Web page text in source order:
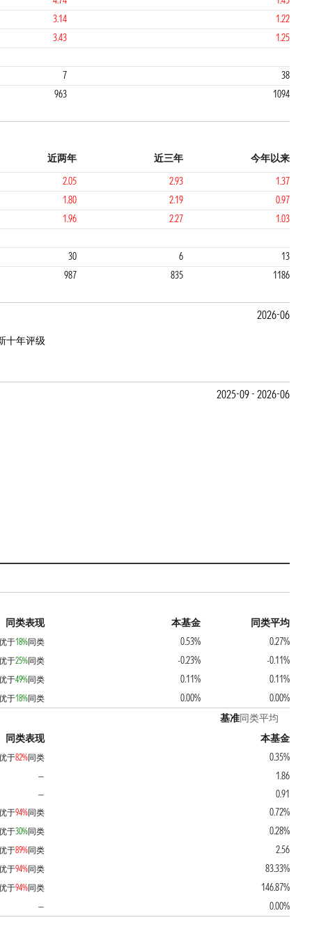
3.14
1.22
3.43
1.25
2
7
38
963 1094
近两年 近三年
今年以来
2.05 2.93
1.37
1.80 2.19
0.97
1.96 2.27
1.03
1 1
30 6
13
987 835 1186
2026-06
十年评级
2025-09 - 2026-06
同类表现 本基金
同类平均
于18%同类 0.53%
0.27%
于25%同类 -0.23%
-0.11%
于49%同类 0.11%
0.11%
于18%同类 0.00% 0.00%
基准同类平均
同类表现
本基金
于82%同类
0.35%
—
1.86
—
0.91
于94%同类
0.72%
于30%同类
0.28%
于89%同类
2.56
于94%同类
83.33%
于94%同类
146.87%
— 0.00%